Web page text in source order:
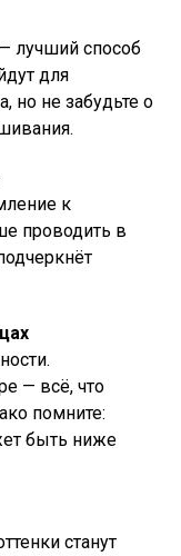
лучший способ
для
но не забудьте о
к
проводить в
— всё, что
помните:
быть ниже
станут